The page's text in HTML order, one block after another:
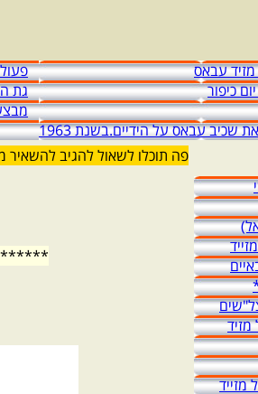
עבאס
גת
עבאס על הידיים.בשנת 1963
פה תוכלו לשאול להגיב להשאיר